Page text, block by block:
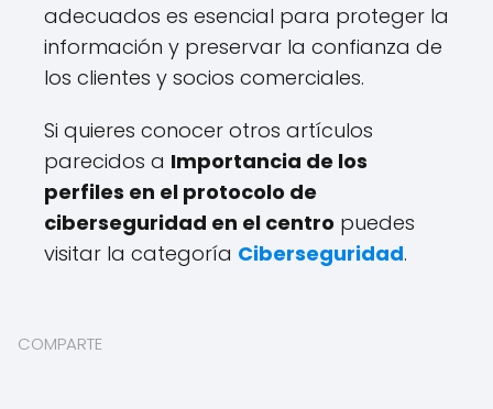
adecuados es esencial para proteger la
información y preservar la confianza de
los clientes y socios comerciales.
Si quieres conocer otros artículos
parecidos a Importancia de los
perfiles en el protocolo de
ciberseguridad en el centro puedes
visitar la categoría Ciberseguridad.
COMPARTE